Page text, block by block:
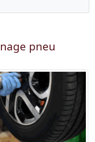
pneu